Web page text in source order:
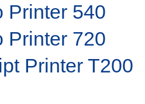
Printer 540
Printer 720
Printer T200